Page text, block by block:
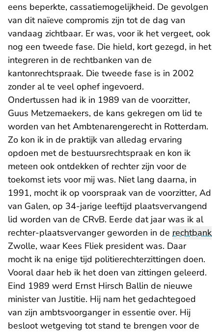
eens beperkte, cassatiemogelijkheid. De gevolgen
van dit naïeve compromis zijn tot de dag van
vandaag zichtbaar. Er was, voor ik het vergeet, ook
nog een tweede fase. Die hield, kort gezegd, in het
integreren in de rechtbanken van de
kantonrechtspraak. Die tweede fase is in 2002
zonder al te veel ophef ingevoerd.
Ondertussen had ik in 1989 van de voorzitter,
Guus Metzemaekers, de kans gekregen om lid te
worden van het Ambtenarengerecht in Rotterdam.
Zo kon ik in de praktijk van alledag ervaring
opdoen met de bestuursrechtspraak en kon ik
meteen ook ontdekken of rechter zijn voor de
toekomst iets voor mij was. Niet lang daarna, in
1991, mocht ik op voorspraak van de voorzitter, Ad
van Galen, op 34-jarige leeftijd plaatsvervangend
lid worden van de CRvB. Eerde dat jaar was ik al
rechter-plaatsvervanger geworden in de rechtbank
Zwolle, waar Kees Fliek president was. Daar
mocht ik na enige tijd politierechterzittingen doen.
Vooral daar heb ik het doen van zittingen geleerd.
Eind 1989 werd Ernst Hirsch Ballin de nieuwe
minister van Justitie. Hij nam het gedachtegoed
van zijn ambtsvoorganger in essentie over. Hij
besloot wetgeving tot stand te brengen voor de